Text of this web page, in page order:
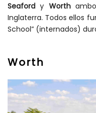
Seaford y Worth
Inglaterra. Todos ellos
School” (internados)
Worth